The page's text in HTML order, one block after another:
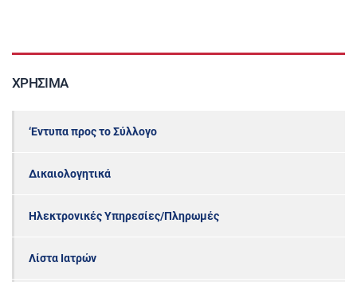
ΧΡΉΣΙΜΑ
‘Εντυπα προς το Σύλλογο
Δικαιολογητικά
Ηλεκτρονικές Υπηρεσίες/Πληρωμές
Λίστα Ιατρών